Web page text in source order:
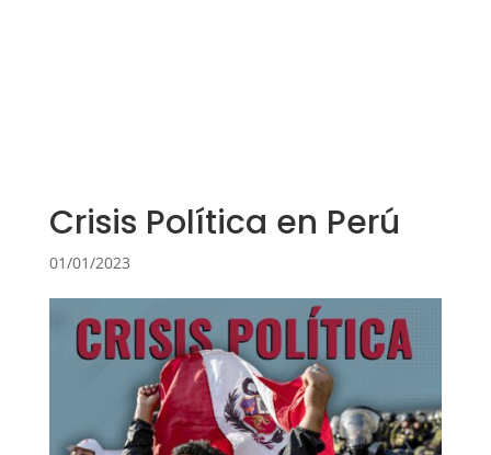
Crisis Política en Perú
01/01/2023